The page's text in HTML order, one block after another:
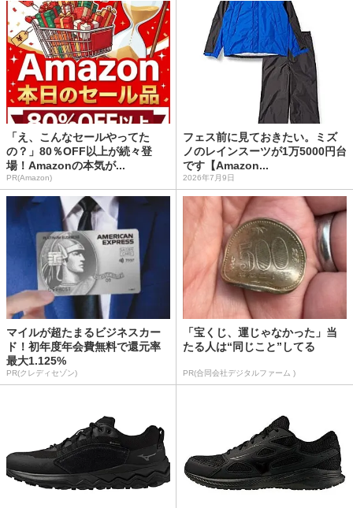
「え、こんなセールやってた
の？」80％OFF以上が続々登
場！Amazonの本気が...
PR(Amazon)
フェス前に見ておきたい。ミズ
ノのレインスーツが1万5000円台
です【Amazon...
2026年7月9日
マイルが超たまるビジネスカー
ド！初年度年会費無料で還元率
最大1.125%
PR(クレディセゾン)
「宝くじ、運じゃなかった」当
たる人は“同じこと”してる
PR(合同会社デジタルファーム )